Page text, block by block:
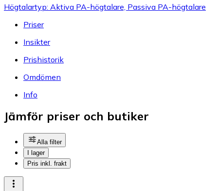
Högtalartyp: Aktiva PA-högtalare, Passiva PA-högtalare
Priser
Insikter
Prishistorik
Omdömen
Info
Jämför priser och butiker
Alla filter
I lager
Pris inkl. frakt